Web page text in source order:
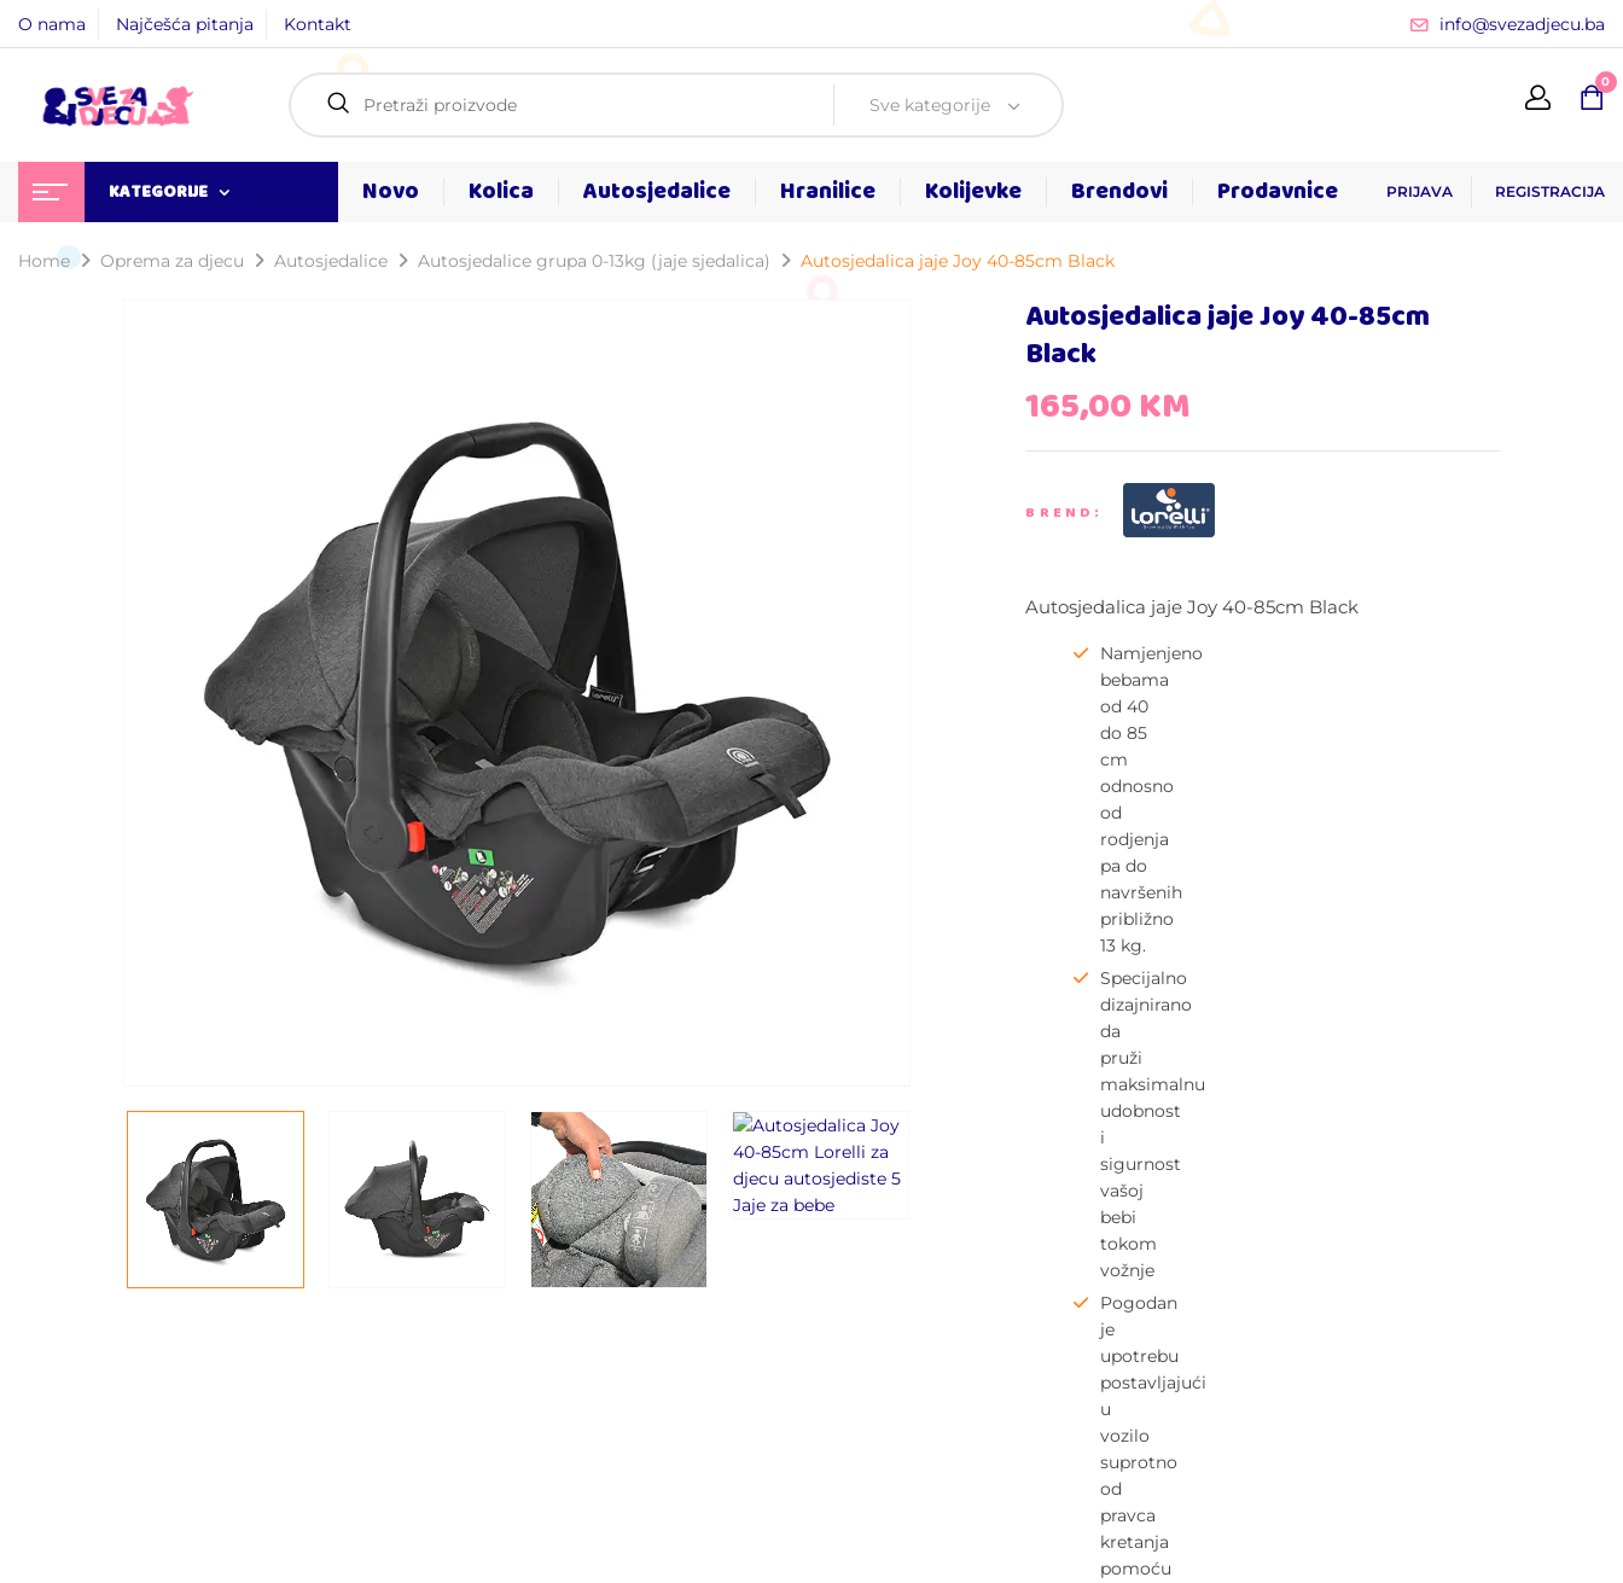
O nama Najčešća pitanja Kontakt info@svezadjecu.ba
Sve kategorije
0
KATEGORIJE Novo Kolica Autosjedalice Hranilice Kolijevke Brendovi Prodavnice PRIJAVA REGISTRACIJA
Home Oprema za djecu Autosjedalice Autosjedalice grupa 0-13kg (jaje sjedalica) Autosjedalica jaje Joy 40-85cm Black
Autosjedalica jaje Joy 40-85cm
Black
165,00KM
BREND:
Autosjedalica jaje Joy 40-85cm Black
Namjenjeno
bebama
od 40
do 85
cm
odnosno
od
rodjenja
pa do
navršenih
približno
13 kg.
Specijalno
dizajnirano
da
pruži
maksimalnu
udobnost
i
sigurnost
vašoj
bebi
tokom
vožnje
Pogodan
je
upotrebu
postavljajući
u
vozilo
suprotno
od
pravca
kretanja
pomoću